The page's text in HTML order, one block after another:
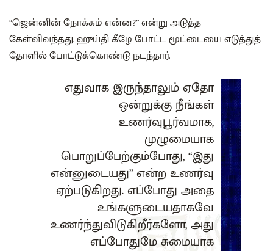
“ஜென்னின் நோக்கம் என்ன?” என்று அடுத்த
கேள்விவந்தது. ஹுய்தி கீழே போட்ட மூட்டையை எடுத்துத்
தோளில் போட்டுக்கொண்டு நடந்தார்.
எதுவாக இருந்தாலும் ஏதோ
ஒன்றுக்கு நீங்கள்
உணர்வுபூர்வமாக,
முழுமையாக
பொறுப்பேற்கும்போது, “இது
என்னுடையது” என்ற உணர்வு
ஏற்படுகிறது. எப்போது அதை
உங்களுடையதாகவே
உணர்ந்துவிடுகிறீர்களோ, அது
எப்போதுமே சுமையாக